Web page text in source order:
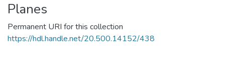
Planes
Permanent URI for this collection
https://hdl.handle.net/20.500.14152/438